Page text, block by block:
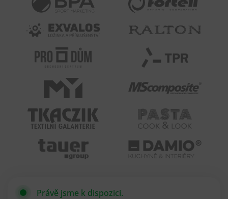
Právě jsme k dispozici.